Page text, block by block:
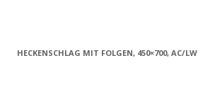
HECKENSCHLAG MIT FOLGEN, 450×700, AC/LW